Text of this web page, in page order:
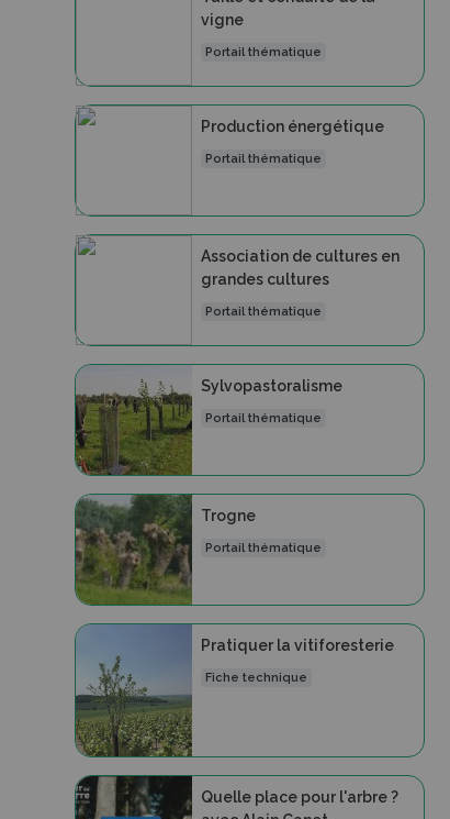
vigne
Portail thématique
Production énergétique
Portail thématique
Association de cultures en
grandes cultures
Portail thématique
Sylvopastoralisme
Portail thématique
Trogne
Portail thématique
Pratiquer la vitiforesterie
Fiche technique
Quelle place pour l'arbre ?